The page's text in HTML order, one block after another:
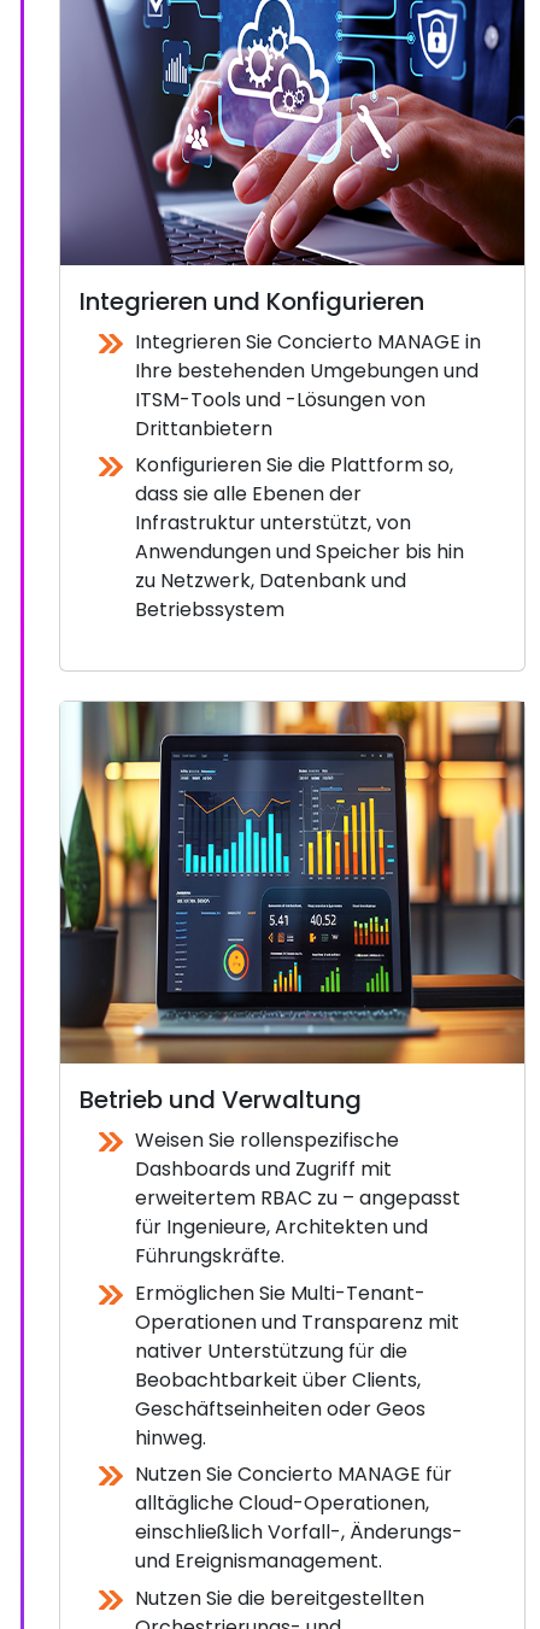
Integrieren und Konfigurieren
Integrieren Sie Concierto MANAGE in
Ihre bestehenden Umgebungen und
ITSM-Tools und -Lösungen von
Drittanbietern
Konfigurieren Sie die Plattform so,
dass sie alle Ebenen der
Infrastruktur unterstützt, von
Anwendungen und Speicher bis hin
zu Netzwerk, Datenbank und
Betriebssystem
Betrieb und Verwaltung
Weisen Sie rollenspezifische
Dashboards und Zugriff mit
erweitertem RBAC zu – angepasst
für Ingenieure, Architekten und
Führungskräfte.
Ermöglichen Sie Multi-Tenant-
Operationen und Transparenz mit
nativer Unterstützung für die
Beobachtbarkeit über Clients,
Geschäftseinheiten oder Geos
hinweg.
Nutzen Sie Concierto MANAGE für
alltägliche Cloud-Operationen,
einschließlich Vorfall-, Änderungs-
und Ereignismanagement.
Nutzen Sie die bereitgestellten